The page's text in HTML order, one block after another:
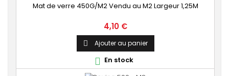
Mat de verre 450G/M2 Vendu au M2 Largeur 1,25M
Prix
4,10 €
 Ajouter au panier
 En stock